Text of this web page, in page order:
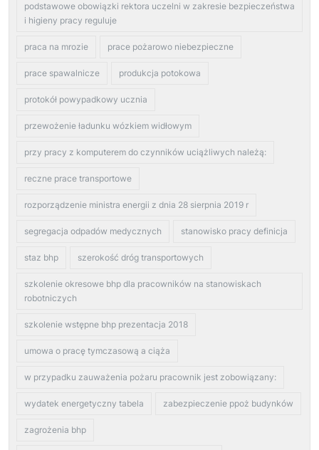
podstawowe obowiązki rektora uczelni w zakresie bezpieczeństwa
i higieny pracy reguluje
praca na mrozie prace pożarowo niebezpieczne
prace spawalnicze produkcja potokowa
protokół powypadkowy ucznia
przewożenie ładunku wózkiem widłowym
przy pracy z komputerem do czynników uciążliwych należą:
reczne prace transportowe
rozporządzenie ministra energii z dnia 28 sierpnia 2019 r
segregacja odpadów medycznych stanowisko pracy definicja
staz bhp szerokość dróg transportowych
szkolenie okresowe bhp dla pracowników na stanowiskach
robotniczych
szkolenie wstępne bhp prezentacja 2018
umowa o pracę tymczasową a ciąża
w przypadku zauważenia pożaru pracownik jest zobowiązany:
wydatek energetyczny tabela zabezpieczenie ppoż budynków
zagrożenia bhp